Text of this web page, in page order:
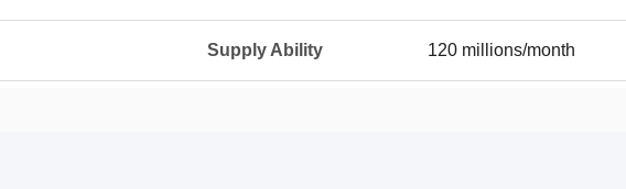
Supply Ability 120 millions/month